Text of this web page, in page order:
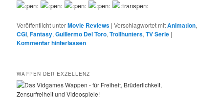
Veröffentlicht unterMovie Reviews |Verschlagwortet mitAnimation,
CGI,Fantasy,Guillermo Del Toro,Trollhunters,TV Serie |
Kommentar hinterlassen
WAPPEN DER EXZELLENZ